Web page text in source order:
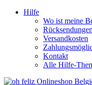
Hilfe
Wo ist meine
Rücksendungen
Versandkosten
Kontakt
Alle Hilfe-